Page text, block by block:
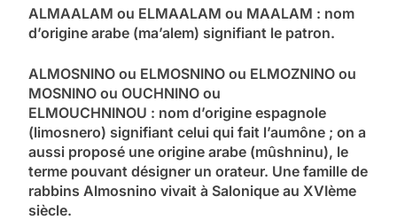
ALMAALAM ou ELMAALAM ou MAALAM : nom
d’origine arabe (ma’alem) signifiant le patron.
ALMOSNINO ou ELMOSNINO ou ELMOZNINO ou
MOSNINO ou OUCHNINO ou
ELMOUCHNINOU : nom d’origine espagnole
(limosnero) signifiant celui qui fait l’aumône ; on a
aussi proposé une origine arabe (mûshninu), le
terme pouvant désigner un orateur. Une famille de
rabbins Almosnino vivait à Salonique au XVIème
siècle.